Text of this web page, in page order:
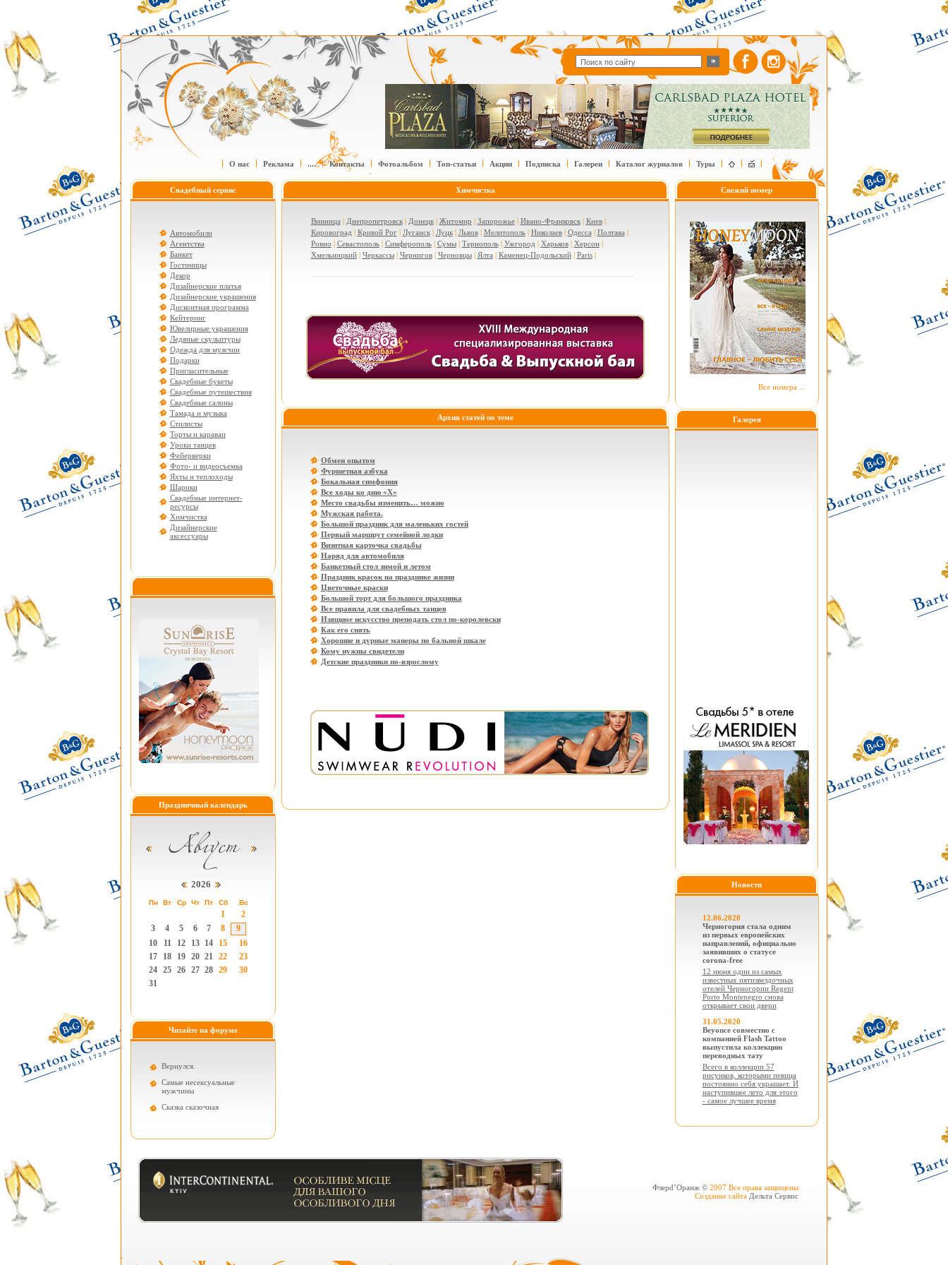
О нас Реклама .... Контакты Фотоальбом Топ-статьи Акции Подписка Галереи Каталог журналов Туры
Свадебный сервис
Автомобили
Агентства
Банкет
Гостиницы
Декор
Дизайнерские платья
Дизайнерские украшения
Дисконтная программа
Кейтеринг
Ювелирные украшения
Ледяные скульптуры
Одежда для мужчин
Подарки
Пригласительные
Свадебные букеты
Свадебные путешествия
Свадебные салоны
Тамада и музыка
Стилисты
Торты и караваи
Уроки танцев
Фейерверки
Фото- и видеосъемка
Яхты и теплоходы
Шарики
Свадебные интернет-
ресурсы
Химчистка
Дизайнерские
аксессуары
Праздничный календарь
2026
Пн Вт Ср Чт Пт Сб Вс
1
2
3
4 5 6 7 8
9
10
11 12 13 14 15
16
17
18 19 20 21 22
23
24 25 26 27 28 29
30
31
Читайте на форуме
Вернулся.
Самые несексуальные
мужчины
Cказка сказочная
Химчистка
Винница | Днепропетровск| Донецк| Житомир | Запорожье| Ивано-Франковск| Киев|
Кировоград | Кривой Рог| Луганск| Луцк| Львов| Мелитополь| Николаев| Одесса | Полтава |
Ровно | Севастополь| Симферополь| Сумы| Тернополь| Ужгород | Харьков| Херсон|
Хмельницкий| Черкассы| Чернигов| Черновцы| Ялта | Каменец-Подольский| Paris|
Архив статей по теме
Обмен опытом
Фуршетная азбука
Бокальная симфония
Все ходы ко дню «Х»
Место свадьбы изменить… можно
Мужская работа.
Большой праздник для маленьких гостей
Первый маршрут семейной лодки
Визитная карточка свадьбы
Наряд для автомобиля
Банкетный стол зимой и летом
Праздник красок на празднике жизни
Цветочные краски
Большой торт для большого праздника
Все правила для свадебных танцев
Изящное искусство преподать стол по-королевски
Как его снять
Хорошие и дурные манеры по бальной шкале
Кому нужны свидетели
Детские праздники по-взрослому
Свежий номер
Все номера ...
Галерея
Новости
12.06.2020
Черногория стала одним
из первых европейских
направлений, официально
заявивших о статусе
corona-free
12 июня один из самых
известных пятизвездочных
отелей Черногории Regent
Porto Montenegro снова
открывает свои двери
31.05.2020
Beyonce совместно с
компанией Flash Tattoo
выпустила коллекцию
переводных тату
Всего в коллекции 57
рисунков, которыми певица
постоянно себя украшает. И
наступившее лето для этого
- самое лучшее время
Флерd’Оранж © 2007 Все права защищены
Создание сайта Дельта Сервис